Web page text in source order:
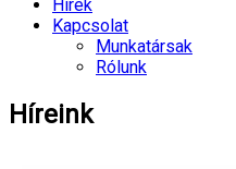
Hírek
Kapcsolat
Munkatársak
Rólunk
Híreink